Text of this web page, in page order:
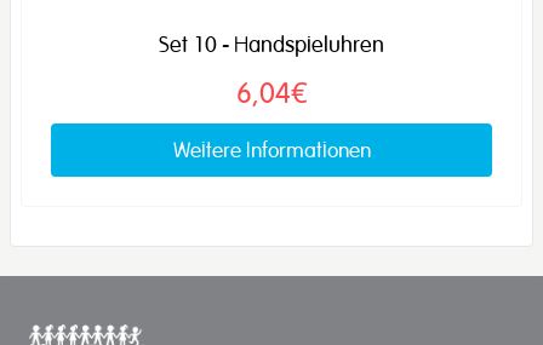
Set 10 - Handspieluhren
6,04€
Weitere Informationen